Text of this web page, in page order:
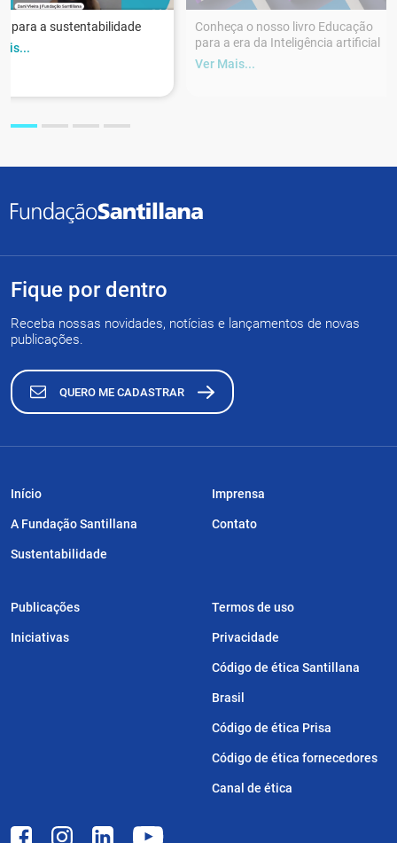
para a sustentabilidade
Conheça o nosso livro Educação
para a era da Inteligência artificial
Ver Mais...
Fique por dentro
Receba nossas novidades, notícias e lançamentos de novas
publicações.
QUERO ME CADASTRAR
Início
A Fundação Santillana
Sustentabilidade
Publicações
Iniciativas
Imprensa
Contato
Termos de uso
Privacidade
Código de ética Santillana
Brasil
Código de ética Prisa
Código de ética fornecedores
Canal de ética